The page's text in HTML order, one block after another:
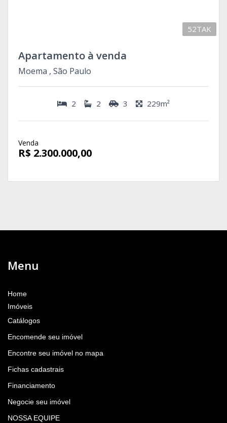
52TAK
Apartamento à venda
Moema , São Paulo
2 2 3 229m²
Venda
R$ 2.300.000,00
Menu
Home
Imóveis
Catálogos
Encomende seu imóvel
Encontre seu imóvel no mapa
Fichas cadastrais
Financiamento
Negocie seu imóvel
NOSSA EQUIPE